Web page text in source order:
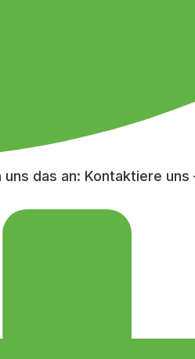
das an: Kontaktiere